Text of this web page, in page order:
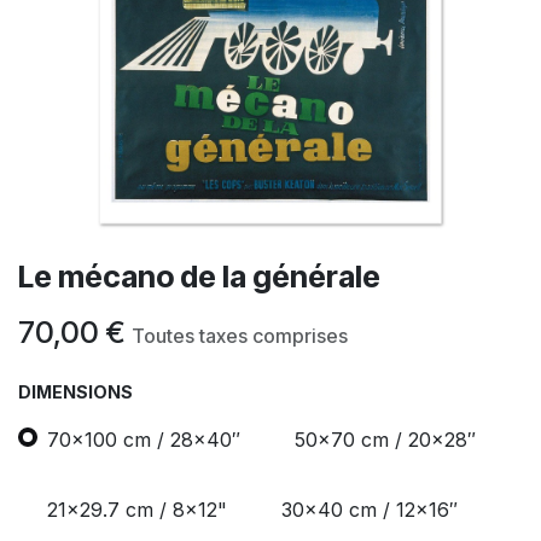
Le mécano de la générale
70,00 € Toutes taxes comprises
DIMENSIONS
70x100 cm / 28x40″ 50x70 cm / 20x28″
21x29.7 cm / 8x12" 30x40 cm / 12x16″